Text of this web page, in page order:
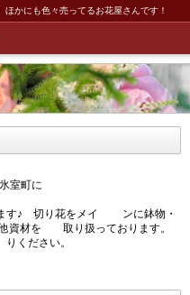
かにも色々売ってるお花屋さんです！
室町に
す♪ 切り花をメイ ンに鉢物・
資材を 取り扱っております。
ください。